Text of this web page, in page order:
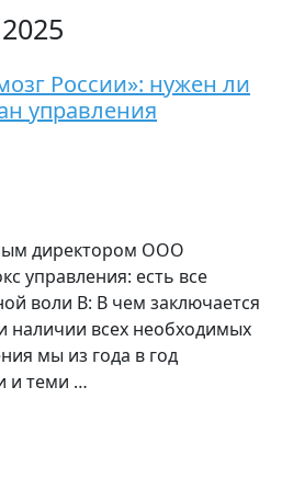
России»: нужен ли
управления
директором ООО
управления: есть все
воли В: В чем заключается
наличии всех необходимых
мы из года в год
и теми …